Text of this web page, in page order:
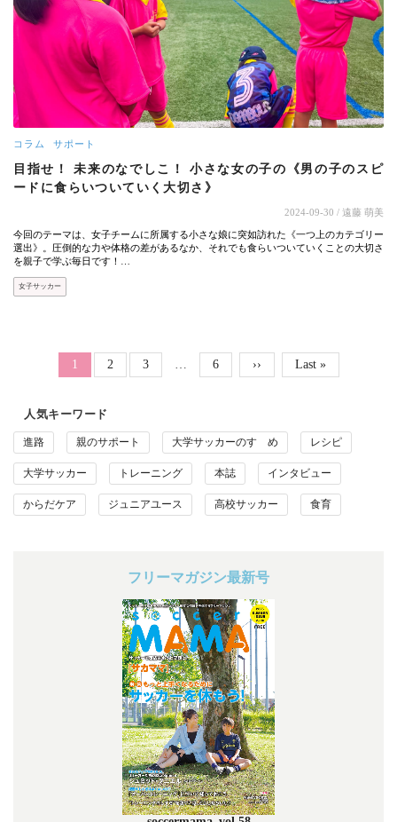
コラム サポート
目指せ！ 未来のなでしこ！ 小さな女の子の《男の子のスピ
ードに食らいついていく大切さ》
2024-09-30 / 遠藤 萌美
今回のテーマは、女子チームに所属する小さな娘に突如訪れた《一つ上のカテゴリー
選出》。圧倒的な力や体格の差があるなか、それでも食らいついていくことの大切さ
を親子で学ぶ毎日です！…
女子サッカー
ページ送り
カレントページ
1 Page
2 Page
3 Page
6 次ページ
›› 最終ページ
Last »
人気キーワード
進路 親のサポート 大学サッカーのすゝめ レシピ
大学サッカー トレーニング 本誌 インタビュー
からだケア ジュニアユース 高校サッカー 食育
フリーマガジン最新号